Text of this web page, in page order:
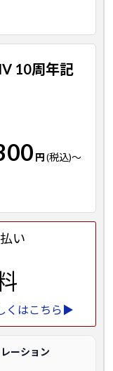
10周年記
円(税込)～
い
くはこちら▶
ーション